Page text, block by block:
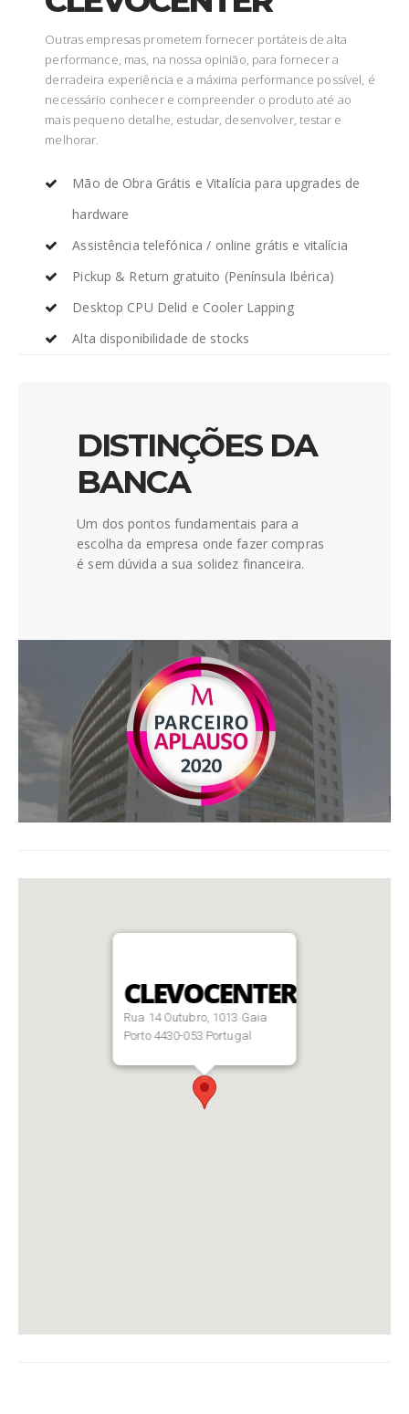
Outras empresas prometem fornecer portáteis de alta
performance, mas, na nossa opinião, para fornecer a
derradeira experiência e a máxima performance possível, é
necessário conhecer e compreender o produto até ao
mais pequeno detalhe, estudar, desenvolver, testar e
melhorar.
Mão de Obra Grátis e Vitalícia para upgrades de
hardware
Assistência telefónica / online grátis e vitalícia
Pickup & Return gratuito (Península Ibérica)
Desktop CPU Delid e Cooler Lapping
Alta disponibilidade de stocks
DISTINÇÕES DA
BANCA
Um dos pontos fundamentais para a
escolha da empresa onde fazer compras
é sem dúvida a sua solidez financeira.
CLEVOCENTER
Rua 14 Outubro, 1013 Gaia
Porto 4430-053 Portugal